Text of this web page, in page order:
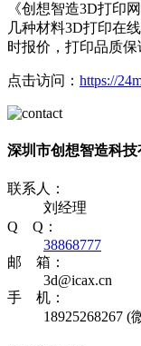
《创想智造3D打印
几种材料3D打印在
时报价，打印品质保
点击访问： https://
深圳市创想智造科技
联系人：
刘经理
Q Q：
38868777
邮 箱：
3d@icax.cn
手 机：
18925268267 (